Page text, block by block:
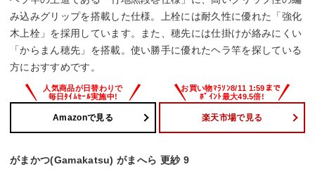
み込みグリップを搭載した仕様。上栓には耐久性に優れた「強化
木上栓」を採用しています。また、穂先には仕掛けが絡みにくい
「からまん穂先」を搭載。使い勝手に優れたヘラ竿を探している
方におすすめです。
Amazonで見る 楽天市場で見る
がまかつ(Gamakatsu) がまへら 更紗 9